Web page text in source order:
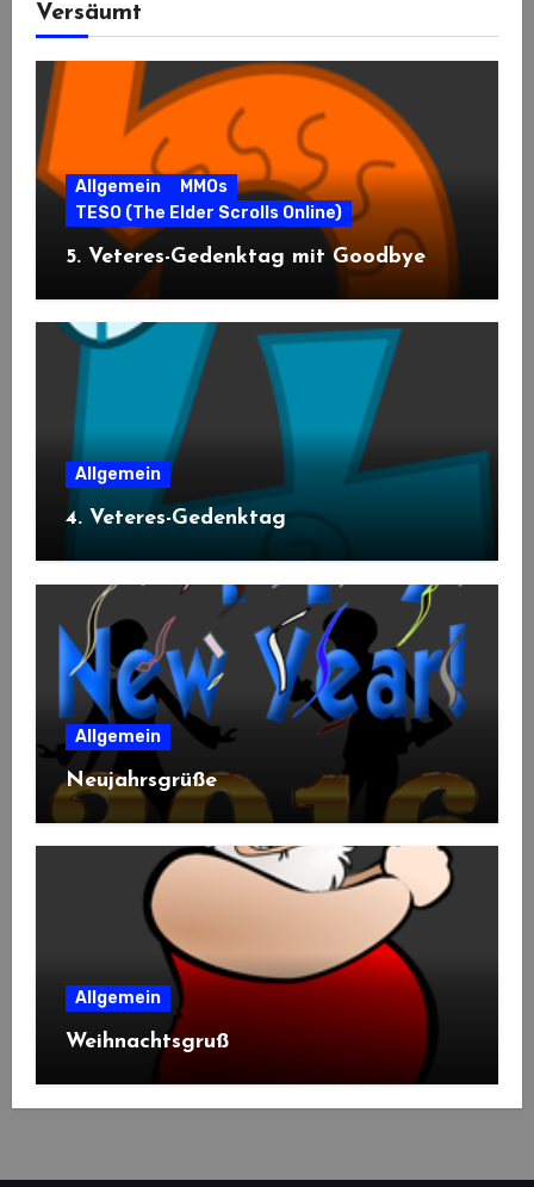
Versäumt
Allgemein
MMOs
TESO (The Elder Scrolls Online)
5. Veteres-Gedenktag mit Goodbye
Allgemein
4. Veteres-Gedenktag
Allgemein
Neujahrsgrüße
Allgemein
Weihnachtsgruß